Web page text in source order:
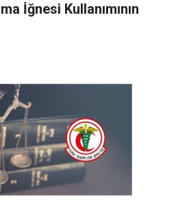
İ̇ğnesi Kullanımının